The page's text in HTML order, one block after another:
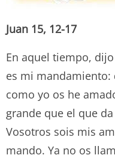
Juan 15, 12-17
En aquel tiempo,
es mi mandamiento:
como yo os he
grande que el que
Vosotros sois mis
mando. Ya no os